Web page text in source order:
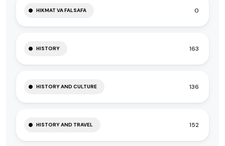
HIKMAT VA FALSAFA 0
HISTORY 163
HISTORY AND CULTURE 136
HISTORY AND TRAVEL 152